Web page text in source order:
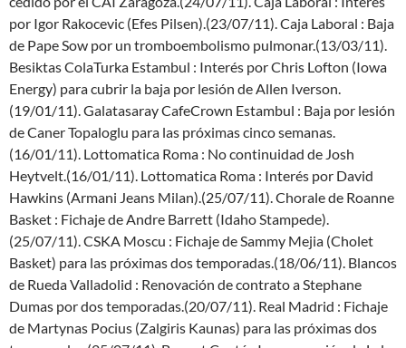
por Igor Rakocevic (Efes Pilsen).(23/07/11). Caja Laboral : Baja
de Pape Sow por un tromboembolismo pulmonar.(13/03/11).
Besiktas ColaTurka Estambul : Interés por Chris Lofton (Iowa
Energy) para cubrir la baja por lesión de Allen Iverson.
(19/01/11). Galatasaray CafeCrown Estambul : Baja por lesión
de Caner Topaloglu para las próximas cinco semanas.
(16/01/11). Lottomatica Roma : No continuidad de Josh
Heytvelt.(16/01/11). Lottomatica Roma : Interés por David
Hawkins (Armani Jeans Milan).(25/07/11). Chorale de Roanne
Basket : Fichaje de Andre Barrett (Idaho Stampede).
(25/07/11). CSKA Moscu : Fichaje de Sammy Mejia (Cholet
Basket) para las próximas dos temporadas.(18/06/11). Blancos
de Rueda Valladolid : Renovación de contrato a Stephane
Dumas por dos temporadas.(20/07/11). Real Madrid : Fichaje
de Martynas Pocius (Zalgiris Kaunas) para las próximas dos